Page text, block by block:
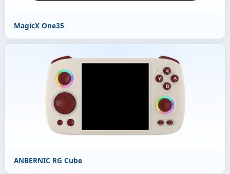
MagicX One35
ANBERNIC RG Cube